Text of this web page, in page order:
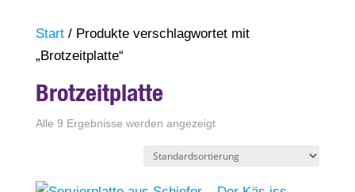
Start/ Produkte verschlagwortet mit
„Brotzeitplatte“
Brotzeitplatte
Alle 9 Ergebnisse werden angezeigt